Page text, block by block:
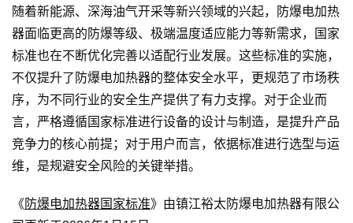
随着新能源、深海油气开采等新兴领域的兴起，防爆电加热
器面临更高的防爆等级、极端温度适应能力等新需求，国家
标准也在不断优化完善以适配行业发展。这些标准的实施，
不仅提升了防爆电加热器的整体安全水平，更规范了市场秩
序，为不同行业的安全生产提供了有力支撑。对于企业而
言，严格遵循国家标准进行设备的设计与制造，是提升产品
竞争力的核心前提；对于用户而言，依据标准进行选型与运
维，是规避安全风险的关键举措。
《 防爆电加热器国家标准》由镇江裕太防爆电加热器有限公